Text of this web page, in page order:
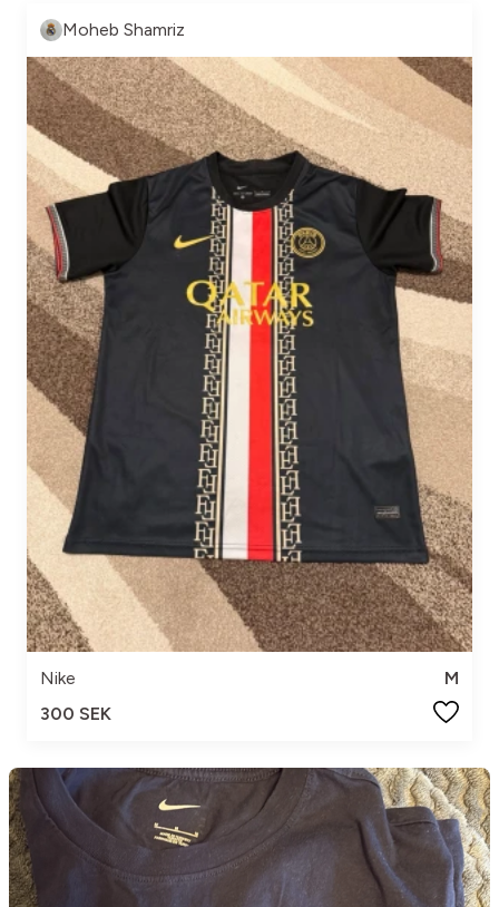
Moheb Shamriz
Nike
M
300 SEK